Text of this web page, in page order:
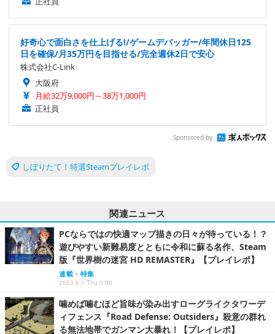
好奇心で面白さを仕上げる!/ゲームデバッガー/年間休日125
日を確保/月35万円を目指せる/完全週休2日で安心
株式会社C-Link
大阪府
月給32万9,000円～38万1,000円
正社員
Sponsored by
しぼりたて！特選Steamプレイレポ
関連ニュース
PCならではの快適マップ描きの日々が待っている！？
遊びやすい新難易度とともに令和に蘇る名作、Steam
版『世界樹の迷宮 HD REMASTER』【プレイレポ】
連載・特集
2023.6.1 Thu 0:00
噛めば噛むほど旨味が染み出すローグライクタワーデ
ィフェンス『Road Defense: Outsiders』殺意の群れ
る無法地帯でガンマン大暴れ！【プレイレポ】